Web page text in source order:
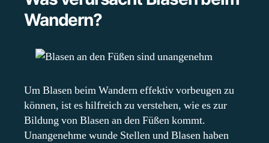
Wandern?
Um Blasen beim Wandern effektiv vorbeugen zu
können, ist es hilfreich zu verstehen, wie es zur
Bildung von Blasen an den Füßen kommt.
Unangenehme wunde Stellen und Blasen haben